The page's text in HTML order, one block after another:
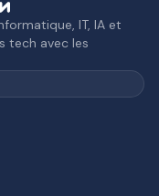
IT, IA et
tech avec les